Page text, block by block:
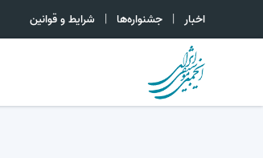
اخبار جشنواره‌ها شرایط و قوانین